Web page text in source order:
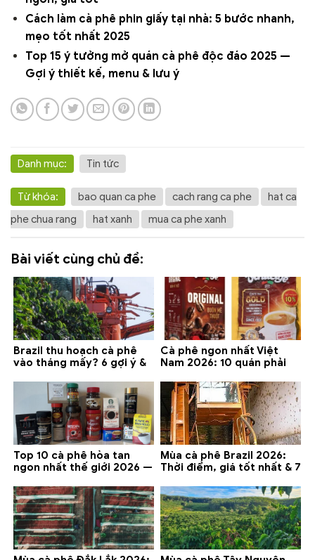
Cách làm cà phê phin giấy tại nhà: 5 bước nhanh,
mẹo tốt nhất 2025
Top 15 ý tưởng mở quán cà phê độc đáo 2025 —
Gợi ý thiết kế, menu & lưu ý
Danh mục: Tin tức
Từ khóa: bao quan ca phe cach rang ca phe
hat ca
phe chua rang
hat xanh mua ca phe xanh
Bài viết cùng chủ đề:
Brazil thu hoạch cà phê
vào tháng mấy? 6 gợi ý &
Cà phê ngon nhất Việt
Nam 2026: 10 quán phải
Lạt
Top 10 cà phê hòa tan
ngon nhất thế giới 2026 —
Mùa cà phê Brazil 2026:
Thời điểm, giá tốt nhất & 7